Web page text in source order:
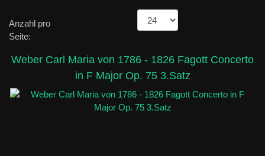
Anzahl pro
Seite:
Weber Carl Maria von 1786 - 1826 Fagott Concerto
in F Major Op. 75 3.Satz